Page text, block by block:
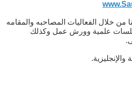
من خلال الفعاليات المصاحبه والمقامه
علمية وورش عمل وكذلك
والإنجليزية.